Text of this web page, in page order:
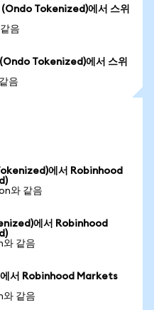
Tokenized)에서 스위
음
Tokenized)에서 스위
음
에서 Robinhood
와 같음
에서 Robinhood
와 같음
서 Robinhood Markets
와 같음